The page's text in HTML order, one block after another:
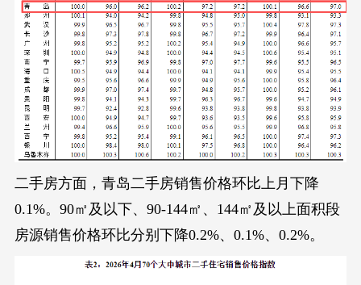
二手房方面，青岛二手房销售价格环比上月下降
0.1%。90㎡及以下、90-144㎡、144㎡及以上面积段
房源销售价格环比分别下降0.2%、0.1%、0.2%。